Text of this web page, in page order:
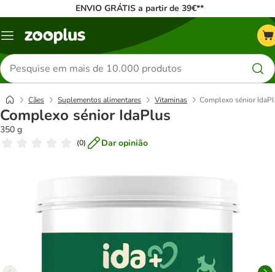
ENVIO GRÁTIS a partir de 39€**
Menu
Pesquisar
produtos
Cães Suplementos alimentares Vitaminas Complexo sénior
Complexo sénior IdaPlus
350 g
(0) Dar opinião